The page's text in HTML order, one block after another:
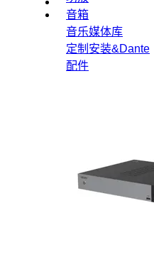
音箱
音乐媒体库
定制安装&Dante
配件